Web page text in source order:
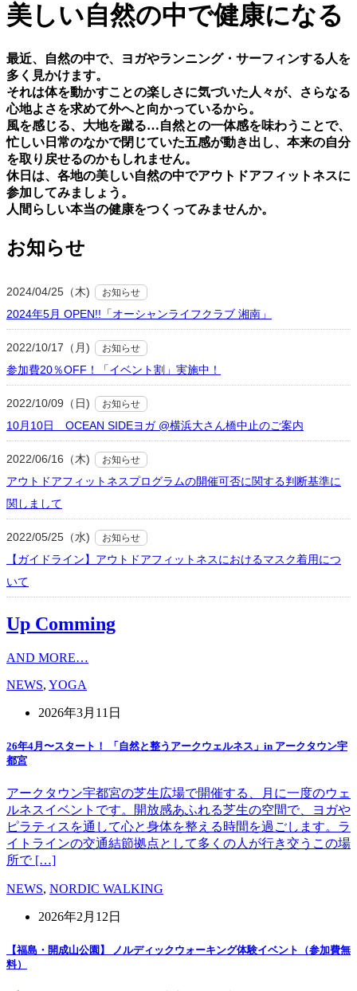
美しい⾃然の中で健康になる
最近、⾃然の中で、ヨガやランニング・サーフィンする⼈を
多く⾒かけます。
それは体を動かすことの楽しさに気づいた⼈々が、さらなる
⼼地よさを求めて外へと向かっているから。
⾵を感じる、⼤地を蹴る…⾃然との⼀体感を味わうことで、
忙しい⽇常のなかで閉じていた五感が動き出し、本来の⾃分
を取り戻せるのかもしれません。
休⽇は、各地の美しい⾃然の中でアウトドアフィットネスに
参加してみましょう。
⼈間らしい本当の健康をつくってみませんか。
お知らせ
2024/04/25（木) お知らせ
2024年5月 OPEN!!「オーシャンライフクラブ 湘南」
2022/10/17（月) お知らせ
参加費20％OFF！「イベント割」実施中！
2022/10/09（日) お知らせ
10月10日 OCEAN SIDEヨガ @横浜大さん橋中止のご案内
2022/06/16（木) お知らせ
アウトドアフィットネスプログラムの開催可否に関する判断基準に
関しまして
2022/05/25（水) お知らせ
【ガイドライン】アウトドアフィットネスにおけるマスク着用につ
いて
Up Comming
AND MORE…
NEWS, YOGA
2026年3月11日
26年4月〜スタート！ 「自然と整うアークウェルネス」in アークタウン宇
都宮
アークタウン宇都宮の芝生広場で開催する、月に一度のウェ
ルネスイベントです。開放感あふれる芝生の空間で、ヨガや
ピラティスを通して心と身体を整える時間を過ごします。ラ
イトラインの交通結節拠点として多くの人が行き交うこの場
所で […]
NEWS, NORDIC WALKING
2026年2月12日
【福島・開成山公園】 ノルディックウォーキング体験イベント（参加費無
料）